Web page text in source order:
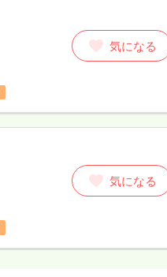
気になる
気になる